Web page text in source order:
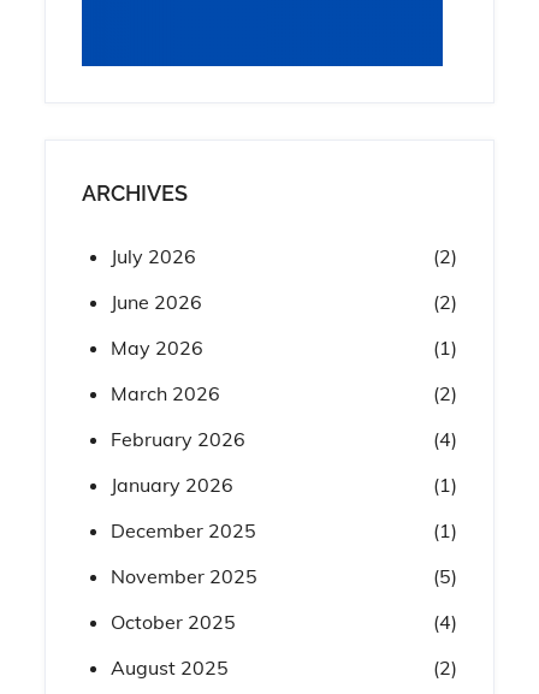
ARCHIVES
July 2026
(2)
June 2026
(2)
May 2026
(1)
March 2026
(2)
February 2026
(4)
January 2026
(1)
December 2025
(1)
November 2025
(5)
October 2025
(4)
August 2025
(2)